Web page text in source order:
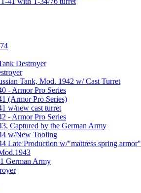
Destroyer
Tank, Mod. 1942 w/ Cast Turret
- Armor Pro Series
(Armor Pro Series)
w/new cast turret
- Armor Pro Series
Captured by the German Army
w/New Tooling
Late Production w/"mattress spring armor"
German Army